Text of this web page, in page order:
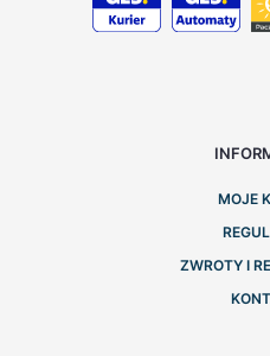
MOJE
ZWROTY I